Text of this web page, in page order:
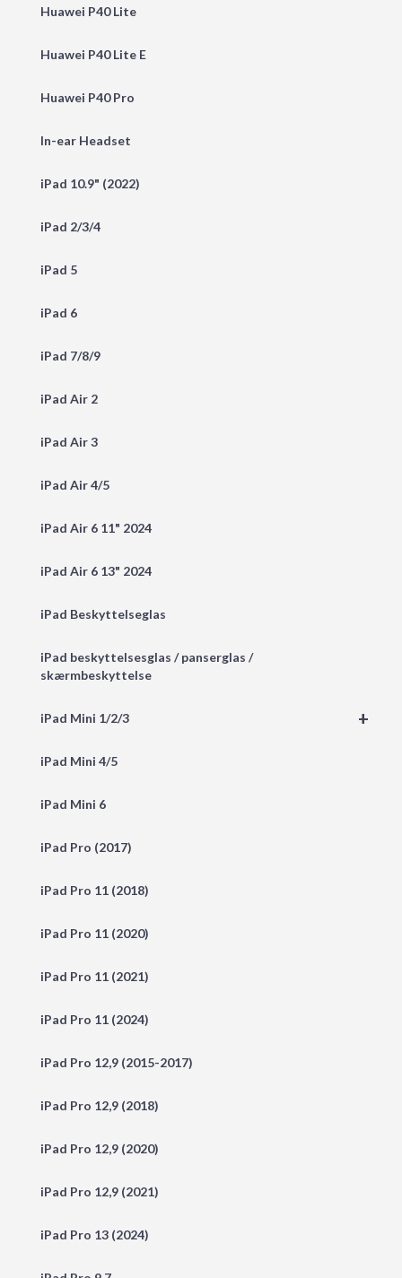
Huawei P40 Lite
Huawei P40 Lite E
Huawei P40 Pro
In-ear Headset
iPad 10.9" (2022)
iPad 2/3/4
iPad 5
iPad 6
iPad 7/8/9
iPad Air 2
iPad Air 3
iPad Air 4/5
iPad Air 6 11" 2024
iPad Air 6 13" 2024
iPad Beskyttelseglas
iPad beskyttelsesglas / panserglas /
skærmbeskyttelse
+
iPad Mini 1/2/3
iPad Mini 4/5
iPad Mini 6
iPad Pro (2017)
iPad Pro 11 (2018)
iPad Pro 11 (2020)
iPad Pro 11 (2021)
iPad Pro 11 (2024)
iPad Pro 12,9 (2015-2017)
iPad Pro 12,9 (2018)
iPad Pro 12,9 (2020)
iPad Pro 12,9 (2021)
iPad Pro 13 (2024)